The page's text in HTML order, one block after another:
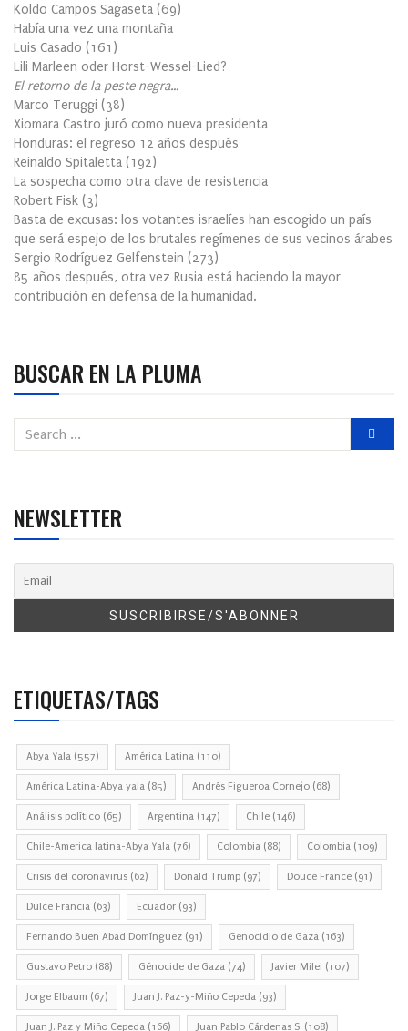
Koldo Campos Sagaseta (69)
Había una vez una montaña
Luis Casado (161 )
Lili Marleen oder Horst-Wessel-Lied?
El retorno de la peste negra…
Marco Teruggi (38)
Xiomara Castro juró como nueva presidenta
Honduras: el regreso 12 años después
Reinaldo Spitaletta (192)
La sospecha como otra clave de resistencia
Robert Fisk (3)
Basta de excusas: los votantes israelíes han escogido un país
que será espejo de los brutales regímenes de sus vecinos árabes
Sergio Rodríguez Gelfenstein (273)
85 años después, otra vez Rusia está haciendo la mayor
contribución en defensa de la humanidad.
BUSCAR EN LA PLUMA
NEWSLETTER
ETIQUETAS/TAGS
Abya Yala (557) América Latina (110)
América Latina-Abya yala (85) Andrés Figueroa Cornejo (68)
Análisis político (65) Argentina (147) Chile (146)
Chile-America latina-Abya Yala (76) Colombia (88) Colombia (109)
Crisis del coronavirus (62) Donald Trump (97) Douce France (91)
Dulce Francia (63) Ecuador (93)
Fernando Buen Abad Domínguez (91) Genocidio de Gaza (163)
Gustavo Petro (88) Génocide de Gaza (74) Javier Milei (107)
Jorge Elbaum (67) Juan J. Paz-y-Miño Cepeda (93)
Juan J. Paz y Miño Cepeda (166) Juan Pablo Cárdenas S. (108)